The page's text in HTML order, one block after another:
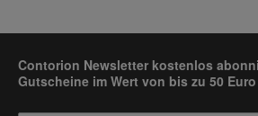
Contorion Newsletter kostenlos
Gutscheine im Wert von bis zu 50